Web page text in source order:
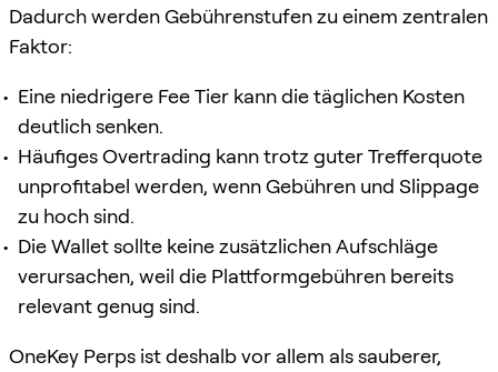
Dadurch werden Gebührenstufen zu einem zentralen
Faktor:
Eine niedrigere Fee Tier kann die täglichen Kosten
deutlich senken.
Häufiges Overtrading kann trotz guter Trefferquote
unprofitabel werden, wenn Gebühren und Slippage
zu hoch sind.
Die Wallet sollte keine zusätzlichen Aufschläge
verursachen, weil die Plattformgebühren bereits
relevant genug sind.
OneKey Perps ist deshalb vor allem als sauberer,